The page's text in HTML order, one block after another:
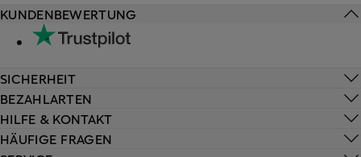
HILFE & KONTAKT
HÄUFIGE FRAGEN
KUNDENBEWERTUNG
SICHERHEIT
BEZAHLARTEN